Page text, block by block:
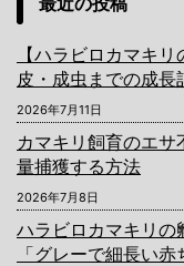
【ハラビロカマキ
皮・成虫までの成長
2026年7月11日
カマキリ飼育のエ
量捕獲する方法
2026年7月8日
ハラビロカマキリ
「グレーで細長い